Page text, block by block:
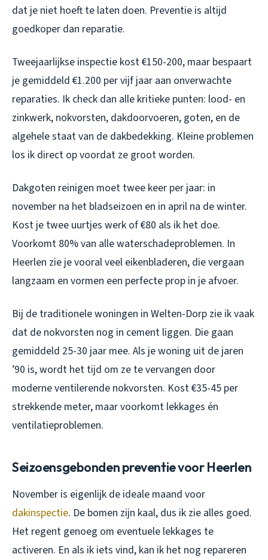
dat je niet hoeft te laten doen. Preventie is altijd
goedkoper dan reparatie.
Tweejaarlijkse inspectie kost €150-200, maar bespaart
je gemiddeld €1.200 per vijf jaar aan onverwachte
reparaties. Ik check dan alle kritieke punten: lood- en
zinkwerk, nokvorsten, dakdoorvoeren, goten, en de
algehele staat van de dakbedekking. Kleine problemen
los ik direct op voordat ze groot worden.
Dakgoten reinigen moet twee keer per jaar: in
november na het bladseizoen en in april na de winter.
Kost je twee uurtjes werk of €80 als ik het doe.
Voorkomt 80% van alle waterschadeproblemen. In
Heerlen zie je vooral veel eikenbladeren, die vergaan
langzaam en vormen een perfecte prop in je afvoer.
Bij de traditionele woningen in Welten-Dorp zie ik vaak
dat de nokvorsten nog in cement liggen. Die gaan
gemiddeld 25-30 jaar mee. Als je woning uit de jaren
’90 is, wordt het tijd om ze te vervangen door
moderne ventilerende nokvorsten. Kost €35-45 per
strekkende meter, maar voorkomt lekkages én
ventilatieproblemen.
Seizoensgebonden preventie voor Heerlen
November is eigenlijk de ideale maand voor
dakinspectie. De bomen zijn kaal, dus ik zie alles goed.
Het regent genoeg om eventuele lekkages te
activeren. En als ik iets vind, kan ik het nog repareren